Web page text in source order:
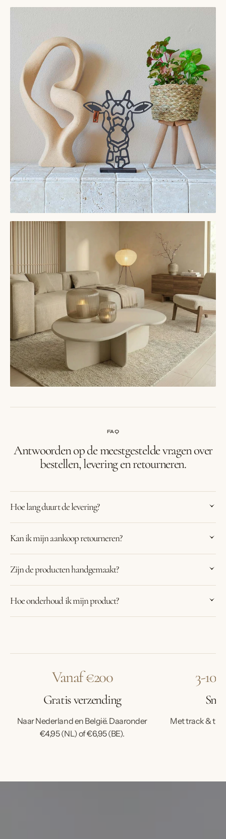
FAQ
Antwoorden op de meestgestelde vragen over
bestellen, levering en retourneren.
Hoe lang duurt de levering?
Kan ik mijn aankoop retourneren?
Zijn de producten handgemaakt?
Hoe onderhoud ik mijn product?
Vanaf €200
Gratis verzending
Naar Nederland en België. Daaronder
€4,95 (NL) of €6,95 (BE).
3-10
Met track &